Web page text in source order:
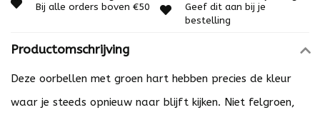
Bij alle orders boven €50
Geef dit aan bij je
bestelling
Productomschrijving
Deze oorbellen met groen hart hebben precies de kleur
waar je steeds opnieuw naar blijft kijken. Niet felgroen,